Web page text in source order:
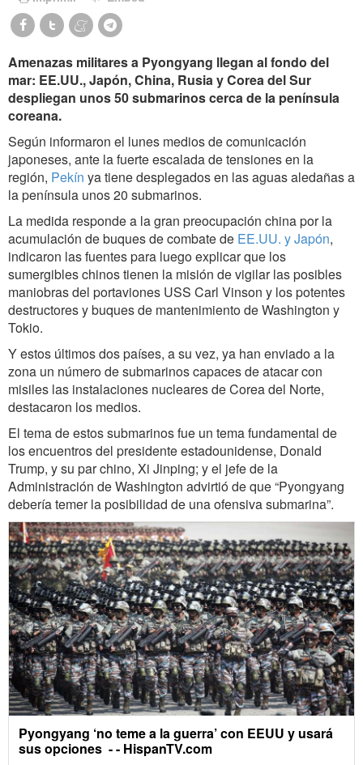
Amenazas militares a Pyongyang llegan al fondo del
mar: EE.UU., Japón, China, Rusia y Corea del Sur
despliegan unos 50 submarinos cerca de la península
coreana.
Según informaron el lunes medios de comunicación
japoneses, ante la fuerte escalada de tensiones en la
región, Pekín ya tiene desplegados en las aguas aledañas a
la península unos 20 submarinos.
La medida responde a la gran preocupación china por la
acumulación de buques de combate de EE.UU. y Japón,
indicaron las fuentes para luego explicar que los
sumergibles chinos tienen la misión de vigilar las posibles
maniobras del portaviones USS Carl Vinson y los potentes
destructores y buques de mantenimiento de Washington y
Tokio.
Y estos últimos dos países, a su vez, ya han enviado a la
zona un número de submarinos capaces de atacar con
misiles las instalaciones nucleares de Corea del Norte,
destacaron los medios.
El tema de estos submarinos fue un tema fundamental de
los encuentros del presidente estadounidense, Donald
Trump, y su par chino, Xi Jinping; y el jefe de la
Administración de Washington advirtió de que “Pyongyang
debería temer la posibilidad de una ofensiva submarina”.
Pyongyang ‘no teme a la guerra’ con EEUU y usará
sus opciones ‎ - - HispanTV.com